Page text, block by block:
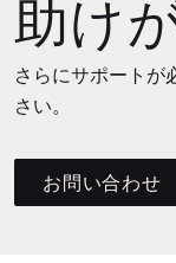
助け
さらにサポートが
さい。
お問い合わせ